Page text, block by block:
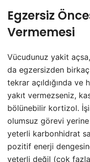
Egzersiz
Vermemesi
Vücudunuz yakit
da egzersizden
tekrar açıldığında
yakıt vermezseniz,
bölünebilir kortizol.
olumsuz görevi
yeterli karbonhidrat
pozitif enerji
yeterli değil (çok